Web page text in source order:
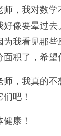
，我对数学
好像要晕过去
为我看见那些
积了，希望
，我真的不
吧！
康！